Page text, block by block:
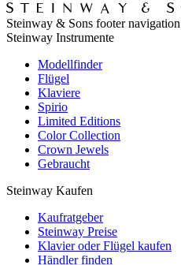
Steinway & Sons footer navigation
Steinway Instrumente
Modellfinder
Flügel
Klaviere
Spirio
Limited Editions
Color Collection
Crown Jewels
Gebraucht
Steinway Kaufen
Kaufratgeber
Steinway Preise
Klavier oder Flügel kaufen
Händler finden